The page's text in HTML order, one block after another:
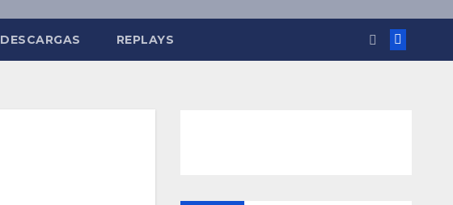
DESCARGAS REPLAYS